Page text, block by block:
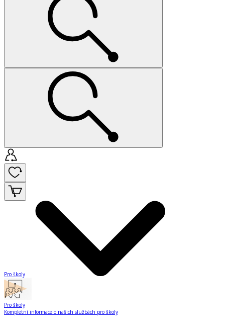
Pro školy
Pro školy
Kompletní informace o našich službách pro školy